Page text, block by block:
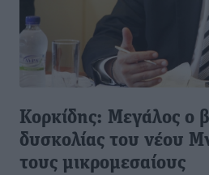
Κορκίδης: Μεγάλος ο
δυσκολίας του νέου
τους μικρομεσαίους